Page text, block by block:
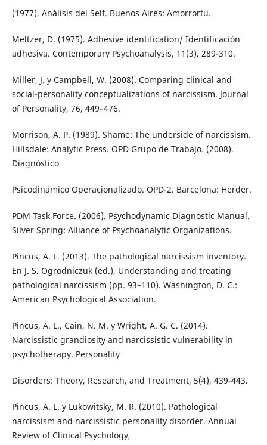
(1977). Análisis del Self. Buenos Aires: Amorrortu.
Meltzer, D. (1975). Adhesive identification/ Identificación
adhesiva. Contemporary Psychoanalysis, 11(3), 289-310.
Miller, J. y Campbell, W. (2008). Comparing clinical and
social-personality conceptualizations of narcissism. Journal
of Personality, 76, 449–476.
Morrison, A. P. (1989). Shame: The underside of narcissism.
Hillsdale: Analytic Press. OPD Grupo de Trabajo. (2008).
Diagnóstico
Psicodinámico Operacionalizado. OPD-2. Barcelona: Herder.
PDM Task Force. (2006). Psychodynamic Diagnostic Manual.
Silver Spring: Alliance of Psychoanalytic Organizations.
Pincus, A. L. (2013). The pathological narcissism inventory.
En J. S. Ogrodniczuk (ed.), Understanding and treating
pathological narcissism (pp. 93–110). Washington, D. C.:
American Psychological Association.
Pincus, A. L., Cain, N. M. y Wright, A. G. C. (2014).
Narcissistic grandiosity and narcissistic vulnerability in
psychotherapy. Personality
Disorders: Theory, Research, and Treatment, 5(4), 439-443.
Pincus, A. L. y Lukowitsky, M. R. (2010). Pathological
narcissism and narcissistic personality disorder. Annual
Review of Clinical Psychology,